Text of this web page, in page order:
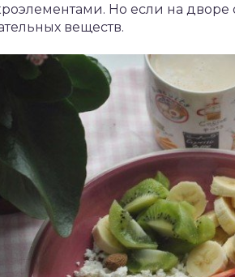
Но если на дворе
веществ.